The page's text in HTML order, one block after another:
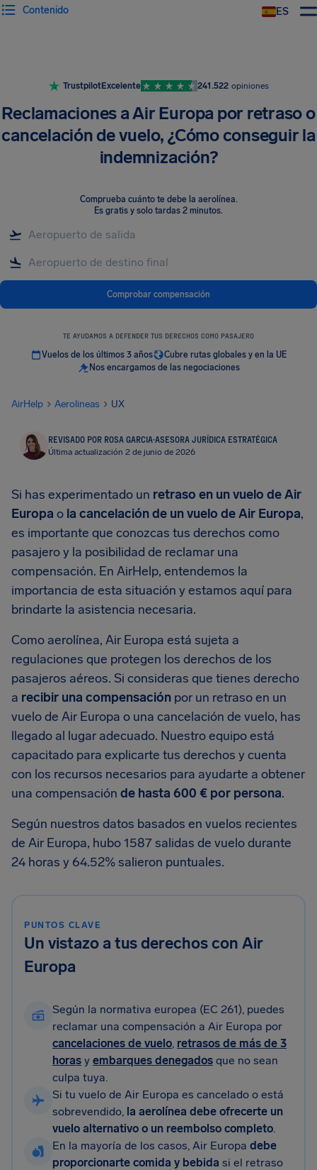
ES
Contenido
TrustpilotExcelente 241.522 opiniones
Reclamaciones a Air Europa por retraso o
cancelación de vuelo, ¿Cómo conseguir la
indemnización?
Comprueba cuánto te debe la aerolínea.
Es gratis y solo tardas 2 minutos.
Comprobar compensación
TE AYUDAMOS A DEFENDER TUS DERECHOS COMO PASAJERO
Vuelos de los últimos 3 años
Cubre rutas globales y en la UE
Nos encargamos de las negociaciones
AirHelp Aerolineas UX
REVISADO POR ROSA GARCIA·ASESORA JURÍDICA ESTRATÉGICA
Última actualización 2 de junio de 2026
Si has experimentado un retraso en un vuelo de Air
Europa o la cancelación de un vuelo de Air Europa,
es importante que conozcas tus derechos como
pasajero y la posibilidad de reclamar una
compensación. En AirHelp, entendemos la
importancia de esta situación y estamos aquí para
brindarte la asistencia necesaria.
Como aerolínea, Air Europa está sujeta a
regulaciones que protegen los derechos de los
pasajeros aéreos. Si consideras que tienes derecho
a recibir una compensación por un retraso en un
vuelo de Air Europa o una cancelación de vuelo, has
llegado al lugar adecuado. Nuestro equipo está
capacitado para explicarte tus derechos y cuenta
con los recursos necesarios para ayudarte a obtener
una compensación de hasta 600 € por persona.
Según nuestros datos basados en vuelos recientes
de Air Europa, hubo 1587 salidas de vuelo durante
24 horas y 64.52% salieron puntuales.
PUNTOS CLAVE
Un vistazo a tus derechos con Air
Europa
Según la normativa europea (EC 261), puedes
reclamar una compensación a Air Europa por
cancelaciones de vuelo, retrasos de más de 3
horas y embarques denegados que no sean
culpa tuya.
Si tu vuelo de Air Europa es cancelado o está
sobrevendido, la aerolínea debe ofrecerte un
vuelo alternativo o un reembolso completo.
En la mayoría de los casos, Air Europa debe
proporcionarte comida y bebida si el retraso